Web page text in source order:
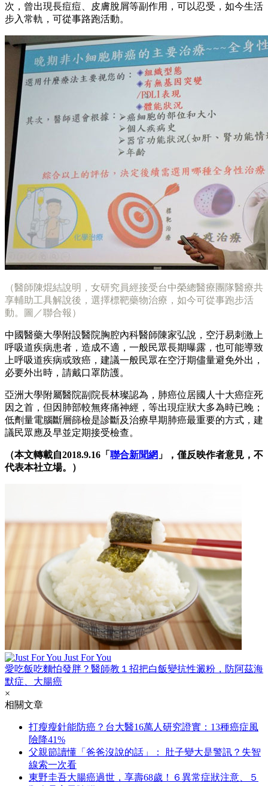
次，曾出現長痘痘、皮膚脫屑等副作用，可以忍受，如今生活
步入常軌，可從事路跑活動。
（醫師陳焜結說明，女研究員經接受台中榮總醫療團隊醫療共
享輔助工具解說後，選擇標靶藥物治療，如今可從事跑步活
動。圖／聯合報）
中國醫藥大學附設醫院胸腔內科醫師陳家弘說，空汙易刺激上
呼吸道疾病患者，造成不適，一般民眾長期曝露，也可能導致
上呼吸道疾病或致癌，建議一般民眾在空汙期儘量避免外出，
必要外出時，請戴口罩防護。
亞洲大學附屬醫院副院長林璨認為，肺癌位居國人十大癌症死
因之首，但因肺部較無疼痛神經，等出現症狀大多為時已晚；
低劑量電腦斷層篩檢是診斷及治療早期肺癌最重要的方式，建
議民眾應及早並定期接受檢查。
（本文轉載自2018.9.16「 聯合新聞網 」，僅反映作者意見，不
代表本社立場。）
Just For You
愛吃飯吃麵怕發胖？醫師教１招把白飯變抗性澱粉，防阿茲海
默症、大腸癌
×
相關文章
打瘦瘦針能防癌？台大醫16萬人研究證實：13種癌症風
險降41%
父親節讀懂「爸爸沒說的話」： 肚子變大是警訊？失智
線索一次看
東野圭吾大腸癌過世，享壽68歲！６異常症狀注意、５